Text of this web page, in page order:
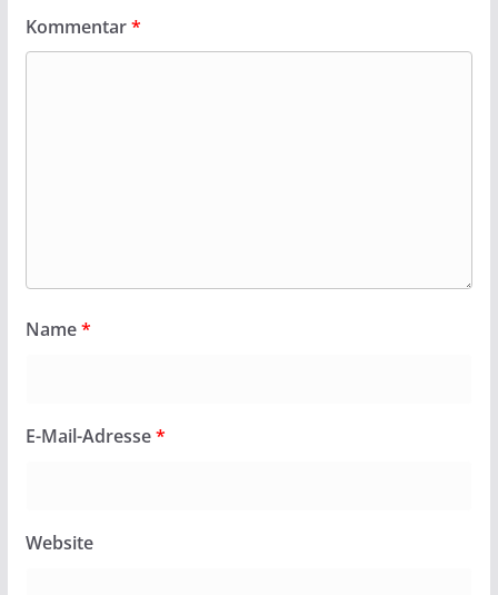
Kommentar*
Name*
E-Mail-Adresse*
Website